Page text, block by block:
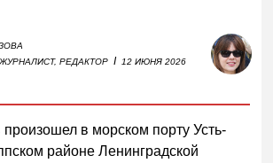
РЕДАКТОР I
12 ИЮНЯ 2026
в морском порту Усть-
районе Ленинградской